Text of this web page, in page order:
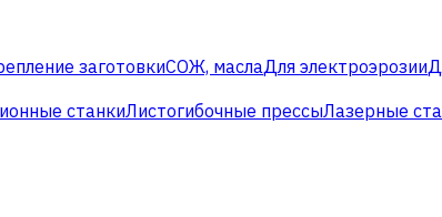
заготовкиСОЖ, маслаДля электроэрозии
станкиЛистогибочные прессыЛазерные